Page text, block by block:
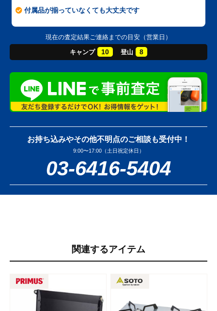
付属品が揃っていなくても大丈夫です
現在の査定結果ご連絡までの目安（営業日）
キャンプ 10 登山 8
お持ち込みやその他不明点のご相談も受付中！
9:00〜17:00（土日祝定休日）
03-6416-5404
関連するアイテム